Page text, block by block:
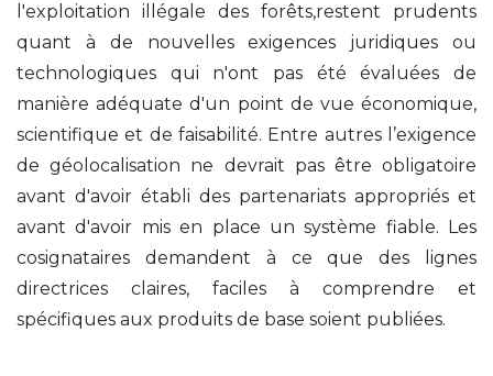
l'exploitation illégale des forêts,restent prudents
quant à de nouvelles exigences juridiques ou
technologiques qui n'ont pas été évaluées de
manière adéquate d'un point de vue économique,
scientifique et de faisabilité. Entre autres l’exigence
de géolocalisation ne devrait pas être obligatoire
avant d'avoir établi des partenariats appropriés et
avant d'avoir mis en place un système fiable. Les
cosignataires demandent à ce que des lignes
directrices claires, faciles à comprendre et
spécifiques aux produits de base soient publiées.